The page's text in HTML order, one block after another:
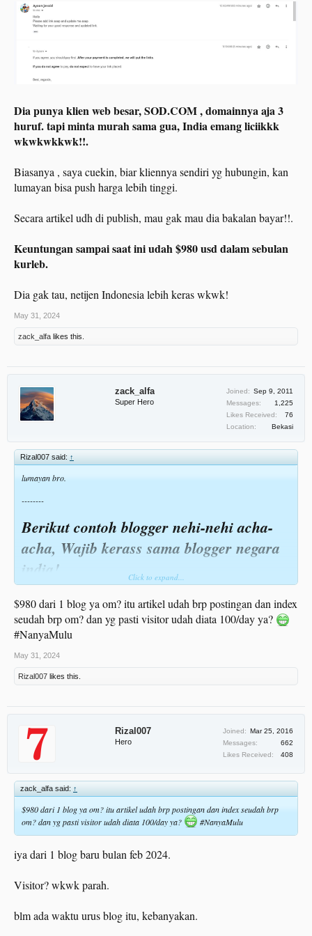
Dia punya klien web besar, SOD.COM , domainnya aja 3
huruf. tapi minta murah sama gua, India emang liciikkk
wkwkwkkwk!!.
Biasanya , saya cuekin, biar kliennya sendiri yg hubungin, kan
lumayan bisa push harga lebih tinggi.
Secara artikel udh di publish, mau gak mau dia bakalan bayar!!.
Keuntungan sampai saat ini udah $980 usd dalam sebulan
kurleb.
Dia gak tau, netijen Indonesia lebih keras wkwk!
May 31, 2024
zack_alfa likes this.
zack_alfa
Super Hero
Joined: Sep 9, 2011
Messages:
1,225
Likes Received:
76
Location:
Bekasi
Rizal007 said: ↑
lumayan bro.
--------
Berikut contoh blogger nehi-nehi acha-
acha, Wajib kerass sama blogger negara
india!
wkwkwk tipikal si nehi-nehi.
murah sama gua, India emang liciikkk wkwkwkkwk!!.
Biasanya , saya cuekin, biar kliennya sendiri yg hubungin, kan lumayan bisa
Secara artikel udh di publish, mau gak mau dia bakalan bayar!!.
Keuntungan sampai saat ini udah $980 usd dalam sebulan kurleb.
Dia gak tau, netijen Indonesia lebih keras wkwk!
Click to expand...
$980 dari 1 blog ya om? itu artikel udah brp postingan dan index
seudah brp om? dan yg pasti visitor udah diata 100/day ya?
#NanyaMulu
May 31, 2024
Rizal007 likes this.
Rizal007
Hero
Joined: Mar 25, 2016
Messages:
662
Likes Received:
408
zack_alfa said: ↑
$980 dari 1 blog ya om? itu artikel udah brp postingan dan index seudah brp
om? dan yg pasti visitor udah diata 100/day ya?
#NanyaMulu
iya dari 1 blog baru bulan feb 2024.
Visitor? wkwk parah.
blm ada waktu urus blog itu, kebanyakan.